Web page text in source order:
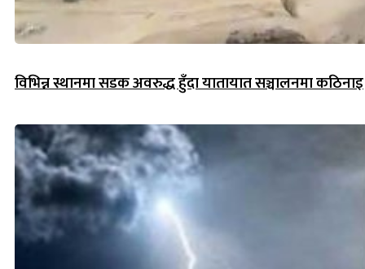
विभिन्न स्थानमा सडक अवरुद्ध हुँदा यातायात सञ्चालनमा कठिनाइ